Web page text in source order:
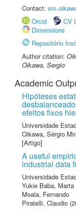
Contact:
Orcid
CV
Dimensions
Repositório
Author citation:
Oikawa, Sergio
Academic
Hipóteses
efeitos fixos
Universidade
Oikawa, Sérgio
[Artigo]
A useful
industrial data
Universidade
Yukie Baba, Marta
Moala, Fernando
Piratelli, Claudio